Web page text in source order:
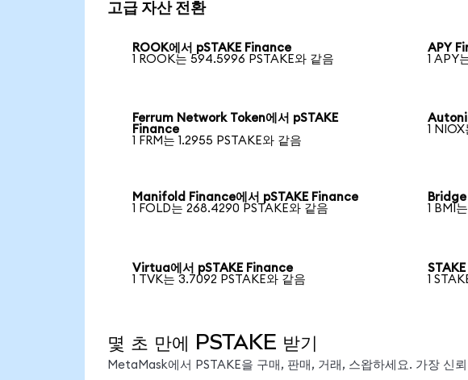
고급 자산 전환
ROOK에서 pSTAKE Finance
1 ROOK는 594.5996 PSTAKE와 같음
APY
1 APY
Ferrum Network Token에서 pSTAKE
Finance
1 FRM는 1.2955 PSTAKE와 같음
1
Manifold Finance에서 pSTAKE Finance
1 FOLD는 268.4290 PSTAKE와 같음
1 BMI
Virtua에서 pSTAKE Finance
1 TVK는 3.7092 PSTAKE와 같음
1
몇 초 만에 PSTAKE 받기
MetaMask에서 PSTAKE을 구매, 판매, 거래, 스왑하세요. 가장 신